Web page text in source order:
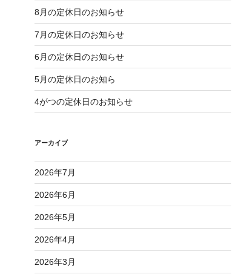
8月の定休日のお知らせ
7月の定休日のお知らせ
6月の定休日のお知らせ
5月の定休日のお知ら
4がつの定休日のお知らせ
アーカイブ
2026年7月
2026年6月
2026年5月
2026年4月
2026年3月